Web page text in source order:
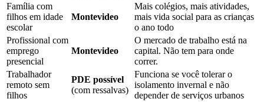
Família com
filhos em idade
escolar
Montevideo
Mais colégios, mais atividades,
mais vida social para as crianças
o ano todo
Profissional com
emprego
presencial
Montevideo
O mercado de trabalho está na
capital. Não tem para onde
correr.
Trabalhador
remoto sem
filhos
PDE possível
(com ressalvas)
Funciona se você tolerar o
isolamento invernal e não
depender de serviços urbanos